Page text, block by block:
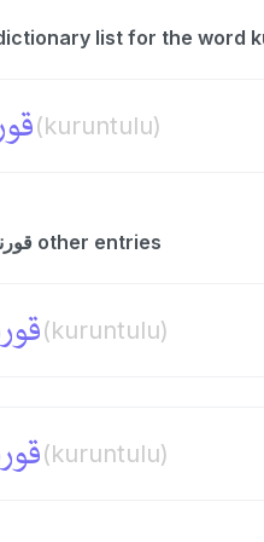
(kuruntulu)
kuruntulu - قورندیلو other entries
(kuruntulu)
(kuruntulu)